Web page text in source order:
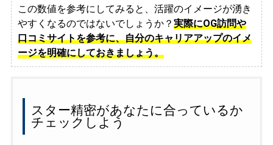
この数値を参考にしてみると、活躍のイメージが湧き
やすくなるのではないでしょうか？ 実際にOG訪問や
口コミサイトを参考に、自分のキャリアアップのイメ
ージを明確にしておきましょう。
スター精密があなたに合っているか
チェックしよう